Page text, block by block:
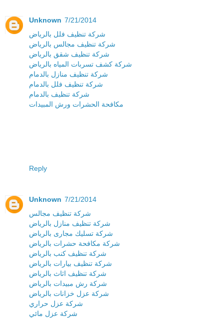
Unknown 7/21/2014
شركة تنظيف فلل بالرياض
شركة تنظيف مجالس بالرياض
شركة تنظيف شقق بالرياض
شركة كشف تسربات المياه بالرياض
شركة تنظيف منازل بالدمام
شركة تنظيف فلل بالدمام
شركة تنظيف بالدمام
مكافحة الحشرات ورش المبيدات
Reply
Unknown 7/21/2014
شركة تنظيف مجالس
شركة تنظيف منازل بالرياض
شركة تسليك مجارى بالرياض
شركة مكافحة حشرات بالرياض
شركة تنظيف كنب بالرياض
شركة تنظيف بيارات بالرياض
شركة تنظيف اثاث بالرياض
شركة رش مبيدات بالرياض
شركة عزل خزانات بالرياض
شركة عزل حراري
شركة عزل مائي